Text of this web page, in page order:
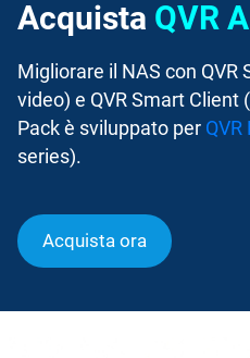
Acquista QVR
Migliorare il NAS con QVR
video) e QVR Smart Client
Pack è sviluppato per
series).
Acquista ora